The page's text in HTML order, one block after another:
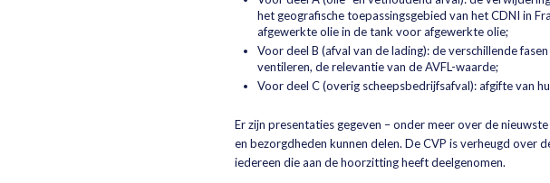
het geografische toepassingsgebied van het CDNI in
afgewerkte olie in de tank voor afgewerkte olie;
Voor deel B (afval van de lading): de verschillende
ventileren, de relevantie van de AVFL-waarde;
Voor deel C (overig scheepsbedrijfsafval): afgifte van
Er zijn presentaties gegeven – onder meer over de
en bezorgdheden kunnen delen. De CVP is verheugd
iedereen die aan de hoorzitting heeft deelgenomen.